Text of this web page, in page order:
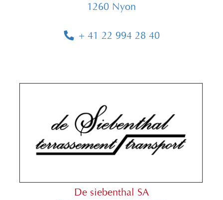
1260 Nyon
+ 41 22 994 28 40
De siebenthal SA